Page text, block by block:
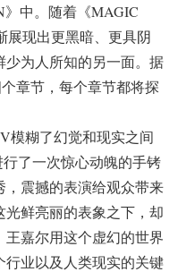
中。随着《MAGIC
展现出更黑暗、更具阴
为人所知的另一面。据
章节，每个章节都将探
模糊了幻觉和现实之间
了一次惊心动魄的手铐
震撼的表演给观众带来
鲜亮丽的表象之下，却
嘉尔用这个虚幻的世界
业以及人类现实的关键